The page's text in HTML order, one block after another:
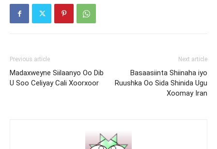
Previous article
Madaxweyne Siilaanyo Oo Dib
U Soo Celiyay Cali Xoorxoor
Next article
Basaasiinta Shiinaha iyo
Ruushka Oo Sida Shinida Ugu
Xoomay Iran